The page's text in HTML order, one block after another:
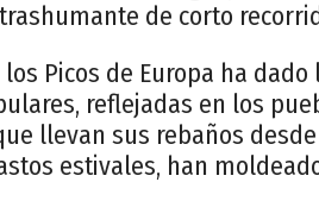
de corto
Picos de Europa ha
reflejadas en los
llevan sus rebaños
estivales, han